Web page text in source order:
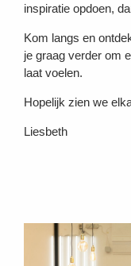
inspiratie opdoen,
Kom langs en
je graag verder om
laat voelen.
Hopelijk zien we
Liesbeth